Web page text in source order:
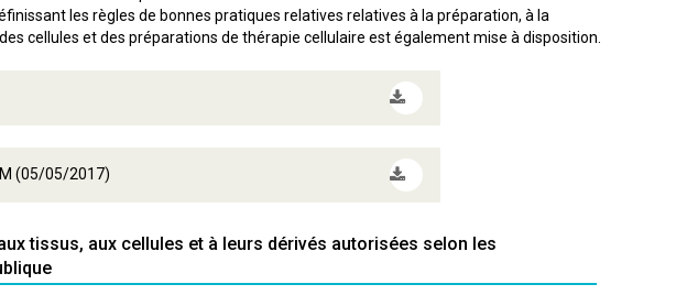
les règles de bonnes pratiques relatives relatives à la préparation, à la
cellules et des préparations de thérapie cellulaire est également mise à disposition.
(05/05/2017)
tissus, aux cellules et à leurs dérivés autorisées selon les